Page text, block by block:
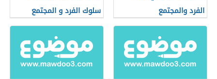
الفرد والمجتمع
سلوك الفرد و المجتمع